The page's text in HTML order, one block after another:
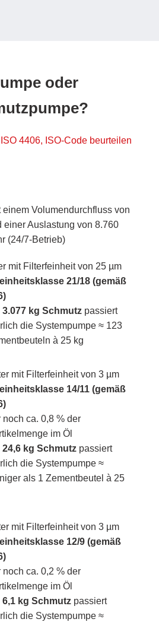
oder
Volumendurchfluss von
einer Auslastung von 8.760
(24/7-Betrieb)
mit Filterfeinheit von 25 µm
21/18 (gemäß
3.077 kg Schmutz passiert
die Systempumpe ≈ 123
à 25 kg
mit Filterfeinheit von 3 µm
14/11 (gemäß
noch ca. 0,8 % der
im Öl
24,6 kg Schmutz passiert
die Systempumpe ≈
als 1 Zementbeutel à 25
mit Filterfeinheit von 3 µm
12/9 (gemäß
noch ca. 0,2 % der
im Öl
6,1 kg Schmutz passiert
die Systempumpe ≈